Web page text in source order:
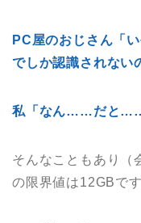
PC屋のおじさん「
でしか認識されない
私「なん……だと
そんなこともあり（
の限界値は12GBです